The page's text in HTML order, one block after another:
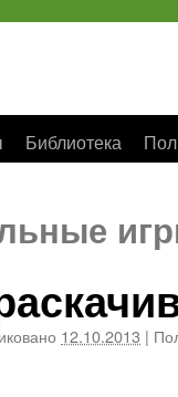
Библиотека
12.10.2013 |